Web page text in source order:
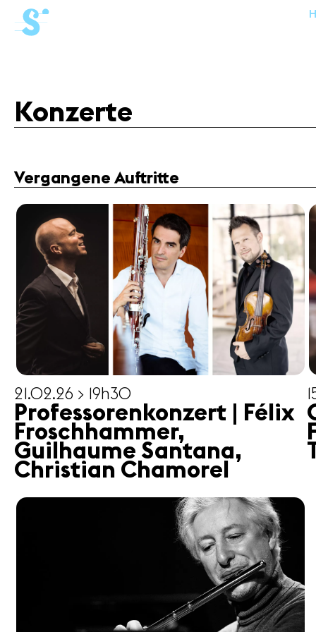
cat-aca-win
News
Konzerte
Freiwillige
Medien
Presse
Jobs
Über uns
Impressum
Kontakt
Konzerte
Vergangene Auftritte
21.02.26 > 19h30
Professorenkonzert | Félix
Froschhammer,
Guilhaume Santana,
Christian Chamorel